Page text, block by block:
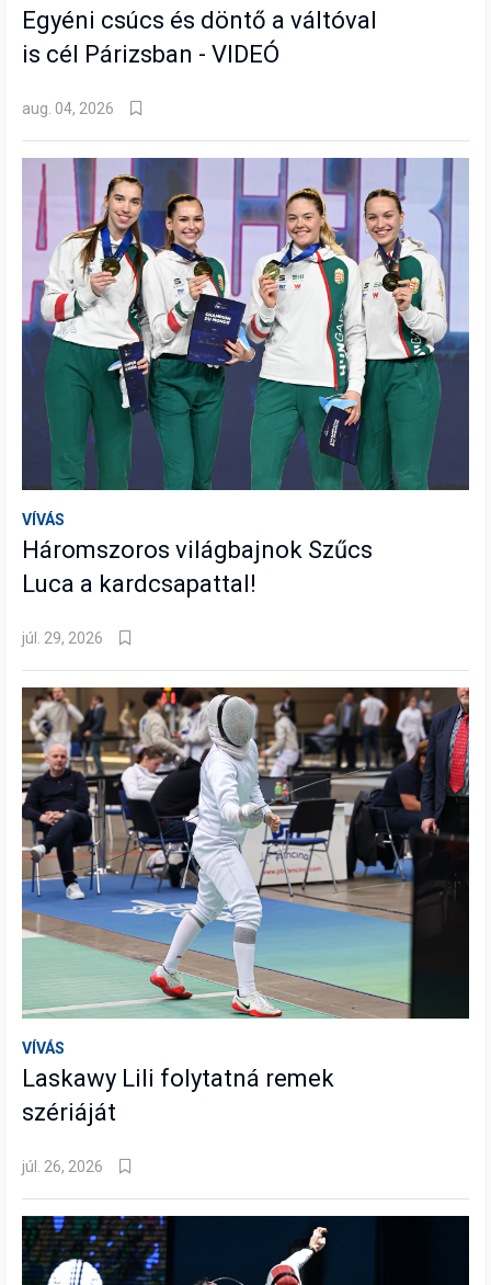
Egyéni csúcs és döntő a váltóval
is cél Párizsban - VIDEÓ
aug. 04, 2026
VÍVÁS
Háromszoros világbajnok Szűcs
Luca a kardcsapattal!
júl. 29, 2026
VÍVÁS
Laskawy Lili folytatná remek
szériáját
júl. 26, 2026